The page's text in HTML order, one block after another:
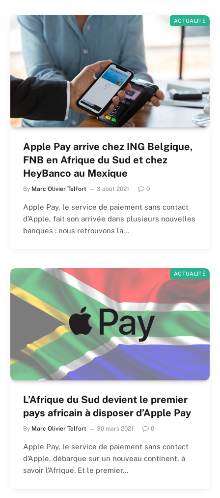
ACTUALITÉ
Apple Pay arrive chez ING Belgique,
FNB en Afrique du Sud et chez
HeyBanco au Mexique
By Marc Olivier Telfort 3 août 2021 0
Apple Pay, le service de paiement sans contact
d’Apple, fait son arrivée dans plusieurs nouvelles
banques : nous retrouvons la…
ACTUALITÉ
L’Afrique du Sud devient le premier
pays africain à disposer d’Apple Pay
By Marc Olivier Telfort 30 mars 2021 0
Apple Pay, le service de paiement sans contact
d’Apple, débarque sur un nouveau continent, à
savoir l’Afrique. Et le premier…